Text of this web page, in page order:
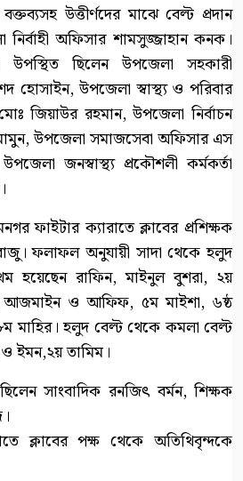
উত্তীর্ণদের মাঝে বেল্ট প্রদান
অফিসার শামসুজ্জাহান কনক।
উপস্থিত ছিলেন উপজেলা সহকারী
হোসাইন, উপজেলা স্বাস্থ্য ও পরিবার
জিয়াউর রহমান, উপজেলা নির্বাচন
উপজেলা সমাজসেবা অফিসার এস
জনস্বাস্থ্য প্রকৌশলী কর্মকর্তা
ফাইটার ক্যারাতে ক্লাবের প্রশিক্ষক
ফলাফল অনুযায়ী সাদা থেকে হলুদ
হয়েছেন রাফিন, মাইনুল বুশরা, ২য়
আজমাইন ও আফিফ, ৫ম মাইশা, ৬ষ্ঠ
মাহির। হলুদ বেল্ট থেকে কমলা বেল্ট
ও ইমন,২য় তামিম।
সাংবাদিক রনজিৎ বর্মন, শিক্ষক
ক্লাবের পক্ষ থেকে অতিথিবৃন্দকে